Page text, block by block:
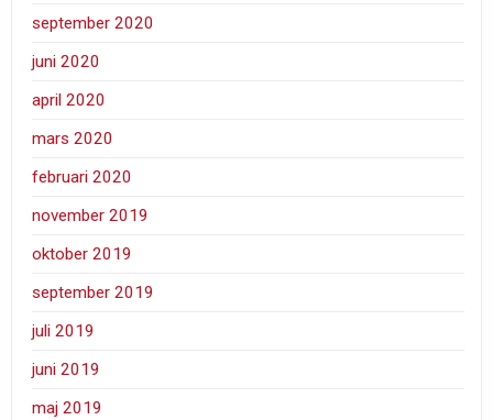
september 2020
juni 2020
april 2020
mars 2020
februari 2020
november 2019
oktober 2019
september 2019
juli 2019
juni 2019
maj 2019